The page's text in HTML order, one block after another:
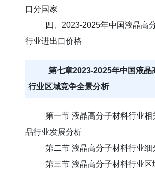
口分国家
四、2023-2025年中国液晶高
行业进出口价格
第七章2023-2025年中国液晶
行业区域竞争全景分析
第一节 液晶高分子材料行业相
品行业发展分析
第二节 液晶高分子材料行业细
第三节 液晶高分子材料行业区